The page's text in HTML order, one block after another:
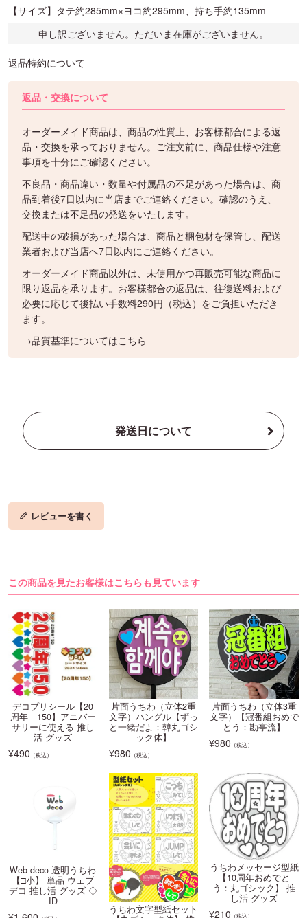
【サイズ】タテ約285mm×ヨコ約295mm、持ち手約135mm
申し訳ございません。ただいま在庫がございません。
返品特約について
返品・交換について
オーダーメイド商品は、商品の性質上、お客様都合による返
品・交換を承っておりません。ご注文前に、商品仕様や注意
事項を十分にご確認ください。
不良品・商品違い・数量や付属品の不足があった場合は、商
品到着後7日以内に当店までご連絡ください。確認のうえ、
交換または不足品の発送をいたします。
配送中の破損があった場合は、商品と梱包材を保管し、配送
業者および当店へ7日以内にご連絡ください。
オーダーメイド商品以外は、未使用かつ再販売可能な商品に
限り返品を承ります。お客様都合の返品は、往復送料および
必要に応じて後払い手数料290円（税込）をご負担いただき
ます。
→品質基準についてはこちら
発送日について
レビューを書く
この商品を見たお客様はこちらも見ています
デコプリシール【20
周年 150】アニバー
サリーに使える 推し
活 グッズ
¥490 （税込）
片面うちわ（立体2重
文字）ハングル【ずっ
と一緒だよ：韓丸ゴシ
ック体】
¥980 （税込）
片面うちわ（立体3重
文字）【冠番組おめで
とう：勘亭流】
¥980 （税込）
Web deco 透明うちわ
【□小】 単品 ウェブ
デコ 推し活 グッズ ◇
ID
うちわ文字型紙セット
うちわメッセージ型紙
【10周年おめでと
う：丸ゴシック】 推
し活 グッズ
¥210 （税込）